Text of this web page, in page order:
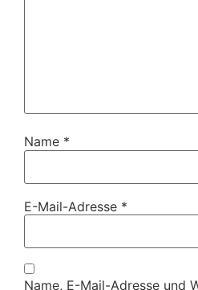
Name *
E-Mail-Adresse *
Name, E-Mail-Adresse und